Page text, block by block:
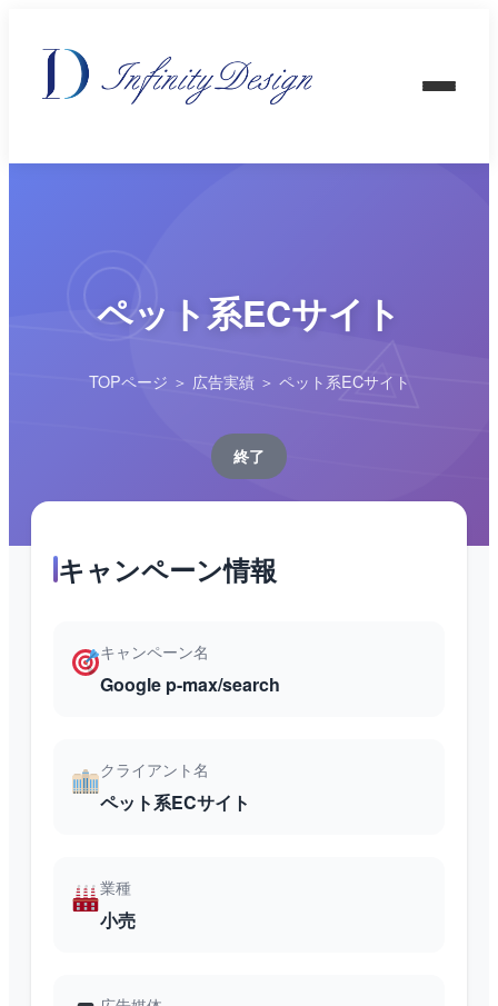
ペット系ECサイト
TOPページ ＞ 広告実績＞ ペット系ECサイト
終了
キャンペーン情報
キャンペーン名
Google p-max/search
クライアント名
ペット系ECサイト
業種
小売